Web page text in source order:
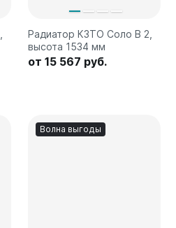
Радиатор КЗТО Соло В 2,
высота 1534 мм
от 15 567 руб.
Волна выгоды